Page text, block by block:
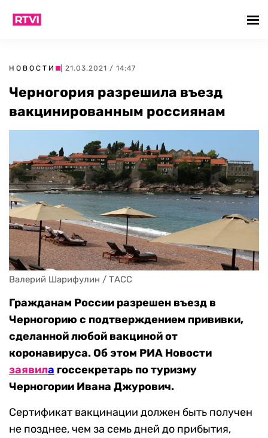
НОВОСТИ | 21.03.2021 / 14:47
Черногория разрешила въезд
вакцинированным россиянам
Валерий Шарифулин / ТАСС
Гражданам России разрешен въезд в
Черногорию с подтверждением прививки,
сделанной любой вакциной от
коронавируса. Об этом РИА Новости
заявила госсекретарь по туризму
Черногории Ивана Джурович.
Сертификат вакцинации должен быть получен
не позднее, чем за семь дней до прибытия,